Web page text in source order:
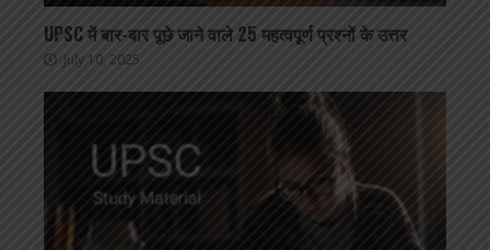
UPSC में बार-बार पूछे जाने वाले 25 महत्वपूर्ण प्रश्नों के उत्तर
July 10, 2025